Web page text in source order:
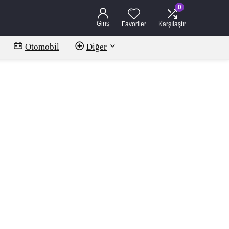
Giriş Favoriler
0
Karşılaştır
Otomobil Diğer